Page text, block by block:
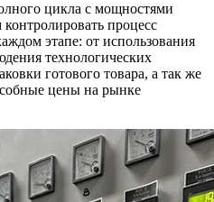
цикла с мощностями
процесс
этапе: от использования
технологических
готового товара, а так же
цены на рынке